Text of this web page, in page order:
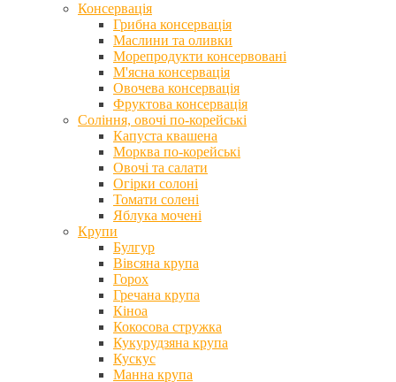
Консервація
Грибна консервація
Маслини та оливки
Морепродукти консервовані
М'ясна консервація
Овочева консервація
Фруктова консервація
Соління, овочі по-корейські
Капуста квашена
Морква по-корейські
Овочі та салати
Огірки солоні
Томати солені
Яблука мочені
Крупи
Булгур
Вівсяна крупа
Горох
Гречана крупа
Кіноа
Кокосова стружка
Кукурудзяна крупа
Кускус
Манна крупа